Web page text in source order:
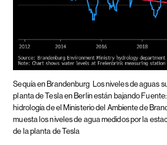
Sequía en Brandenburg Los niveles de aguas
planta de Tesla en Berlin están bajando
hidrología de el Ministerio del Ambiente de
muesta los niveles de agua medidos por la
de la planta de Tesla